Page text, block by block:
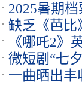
力2025暑期
缺乏《芭比
《哪吒2》
至2228家
微短剧“七
线一曲晒出丰